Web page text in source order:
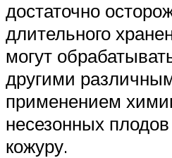
достаточно
длительного
могут
другими
применением
несезонных
кожуру.